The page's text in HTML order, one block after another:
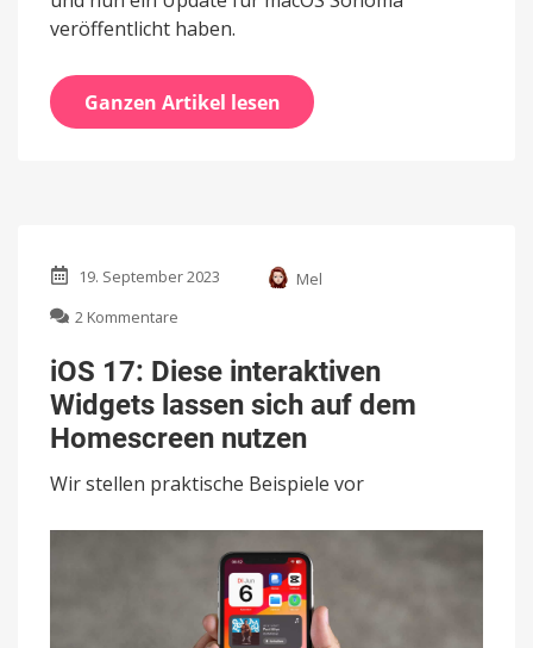
veröffentlicht haben.
Ganzen Artikel lesen
19. September 2023
Mel
2 Kommentare
17:
Diese
interaktiven
Widgets
lassen
sich
auf
nutzen
iOS 17: Diese interaktiven
Widgets lassen sich auf dem
Homescreen nutzen
Wir stellen praktische Beispiele vor